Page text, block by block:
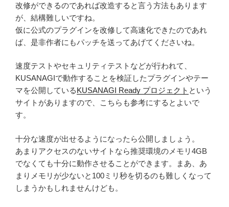
改修ができるのであれば改造すると言う方法もあります
が、結構難しいですね。
仮に公式のプラグインを改修して高速化できたのであれ
ば、是非作者にもパッチを送ってあげてくださいね。
速度テストやセキュリティテストなどが行われて、
KUSANAGIで動作することを検証したプラグインやテー
マを公開しているKUSANAGI Ready プロジェクト という
サイトがありますので、こちらも参考にするとよいで
す。
十分な速度が出せるようになったら公開しましょう。
あまりアクセスのないサイトなら推奨環境のメモリ4GB
でなくても十分に動作させることができます。まあ、あ
まりメモリが少ないと100ミリ秒を切るのも難しくなって
しまうかもしれませんけども。